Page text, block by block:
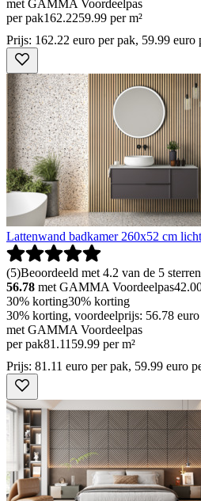
met GAMMA Voordeelpas
per pak162.2259.99 per m²
Prijs: 162.22 euro per pak, 59.99 euro
Lattenwand badkamer 260x52 cm
(5)Beoordeeld met 4.2 van de 5
56.78 met GAMMA Voordeelpas
30% korting30% korting
30% korting, voordeelprijs: 56.78
met GAMMA Voordeelpas
per pak81 .11 59.99 per m²
Prijs: 81.11 euro per pak, 59.99 euro